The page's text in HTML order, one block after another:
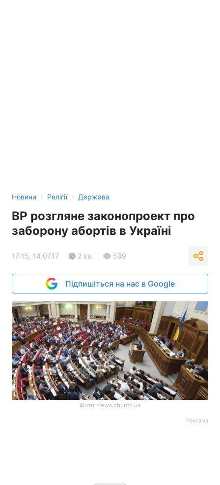
Новини › Релігії › Держава
ВР розгляне законопроект про
заборону абортів в Україні
17:15, 14.07.17 2 хв. 599
Підпишіться на нас в Google
Фото: news.church.ua
Реклама